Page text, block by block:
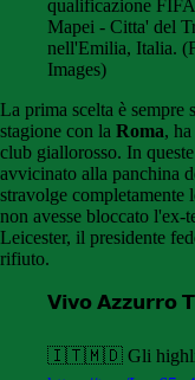
qualificazione
Mapei - Citta' del
nell'Emilia, Italia.
Images)
La prima scelta è sempre
stagione con la Roma,
club giallorosso. In
avvicinato alla panchina
stravolge completamente
non avesse bloccato
Leicester, il presidente
rifiuto.
𝗩𝗶𝘃𝗼 𝗔𝘇𝘇𝘂𝗿𝗿𝗼
🇮🇹🇲🇩 Gli